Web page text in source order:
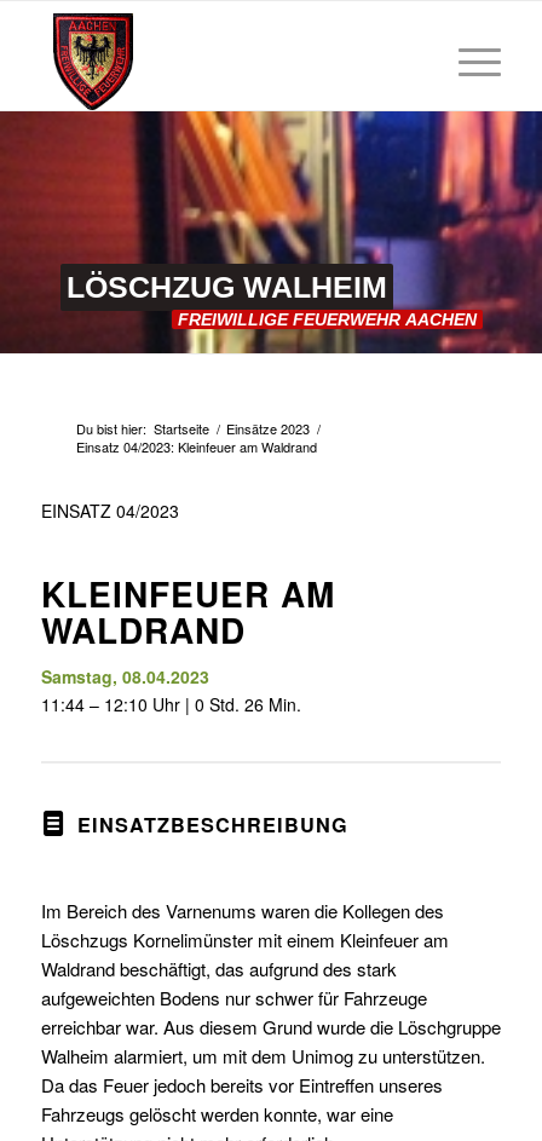
LÖSCHZUG WALHEIM
FREIWILLIGE FEUERWEHR AACHEN
Du bist hier: Startseite / Einsätze 2023 /
Einsatz 04/2023: Kleinfeuer am Waldrand
EINSATZ 04/2023
KLEINFEUER AM
WALDRAND
Samstag, 08.04.2023
11:44 – 12:10 Uhr | 0 Std. 26 Min.
EINSATZBESCHREIBUNG
Im Bereich des Varnenums waren die Kollegen des
Löschzugs Kornelimünster mit einem Kleinfeuer am
Waldrand beschäftigt, das aufgrund des stark
aufgeweichten Bodens nur schwer für Fahrzeuge
erreichbar war. Aus diesem Grund wurde die Löschgruppe
Walheim alarmiert, um mit dem Unimog zu unterstützen.
Da das Feuer jedoch bereits vor Eintreffen unseres
Fahrzeugs gelöscht werden konnte, war eine